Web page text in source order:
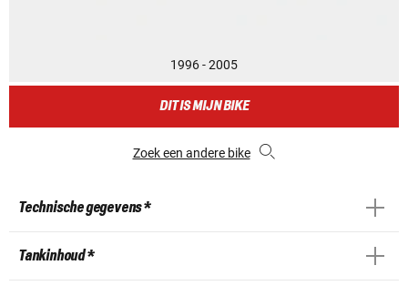
1996 - 2005
DIT IS MIJN BIKE
Zoek een andere bike
Technische gegevens *
Tankinhoud *